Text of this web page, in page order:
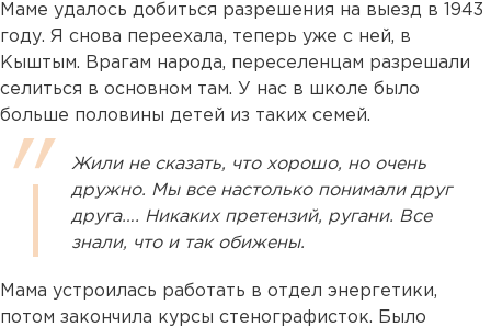
Маме удалось добиться разрешения на выезд в 1943
году. Я снова переехала, теперь уже с ней, в
Кыштым. Врагам народа, переселенцам разрешали
селиться в основном там. У нас в школе было
больше половины детей из таких семей.
Жили не сказать, что хорошо, но очень
дружно. Мы все настолько понимали друг
друга…. Никаких претензий, ругани. Все
знали, что и так обижены.
Мама устроилась работать в отдел энергетики,
потом закончила курсы стенографисток. Было